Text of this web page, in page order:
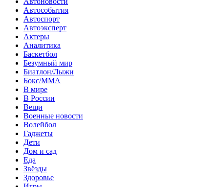
Автособытия
Автоспорт
Автоэксперт
Актеры
Аналитика
Баскетбол
Безумный мир
Биатлон/Лыжи
Бокс/MMA
В мире
В России
Вещи
Военные новости
Волейбол
Гаджеты
Дети
Дом и сад
Еда
Звёзды
Здоровье